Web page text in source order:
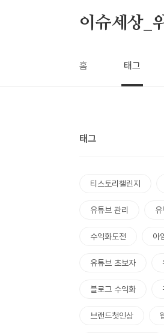
이슈세상_
홈 태그
태그
티스토리챌린지
유튜브 관리 유
수익화도전 아
유튜브 초보자
블로그 수익화
브랜드첫인상